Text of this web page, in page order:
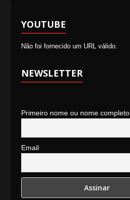
YOUTUBE
Não foi fornecido um URL válido.
NEWSLETTER
Primeiro nome ou nome completo
Email